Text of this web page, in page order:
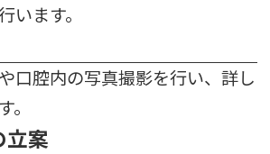
います。
口腔内の写真撮影を行い、詳し
案